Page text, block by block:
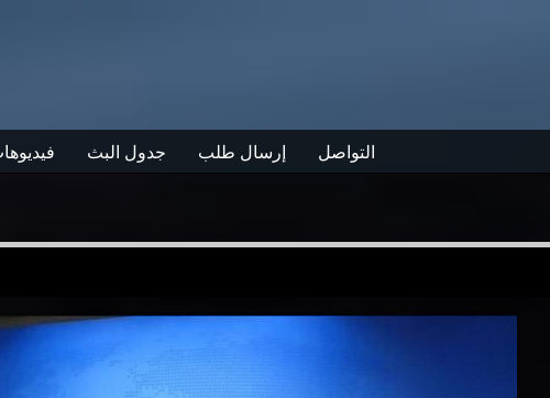
جدول البث إرسال طلب التواصل